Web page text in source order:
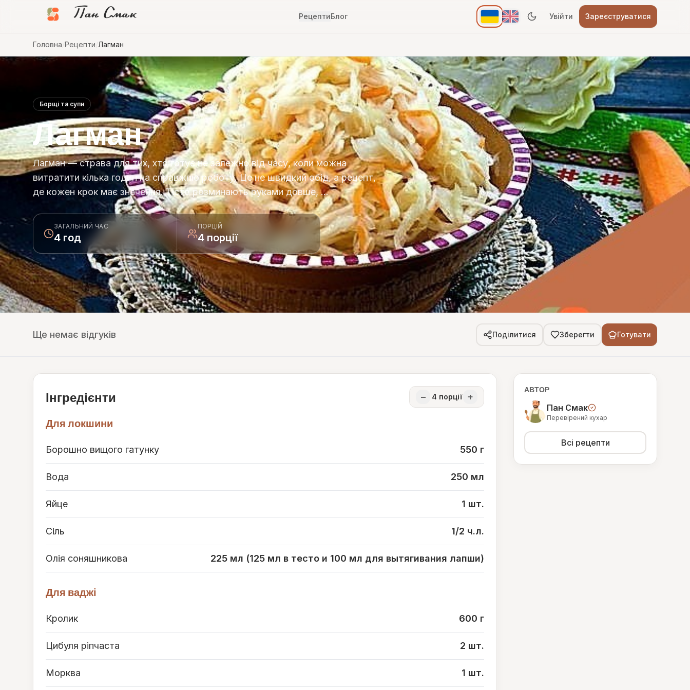
Пан Смак РецептиБлог Увійти Зареєструватися
Головна Рецепти Лагман
Борщі та супи
Лагман
Лагман — страва для тих, хто готує не залежно від часу, коли можна
витратити кілька годин на справжню роботу. Це не швидкий обід, а рецепт,
де кожен крок має значення. Тісто розминають руками довше, …
ЗАГАЛЬНИЙ ЧАС
4 год
ПОРЦІЙ
4 порції
Ще немає відгуків Поділитися Зберегти Готувати
Інгредієнти − 4 порції +
Для локшини
Борошно вищого гатунку 550 г
Вода 250 мл
Яйце 1 шт.
Сіль 1/2 ч.л.
Олія соняшникова 225 мл (125 мл в тесто и 100 мл для вытягивания лапши)
Для ваджі
Кролик 600 г
Цибуля ріпчаста 2 шт.
Морква 1 шт.
АВТОР
Пан Смак
Перевірений кухар
Всі рецепти